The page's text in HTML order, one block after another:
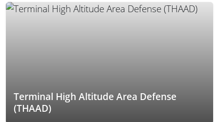
Terminal High Altitude Area Defense
(THAAD)